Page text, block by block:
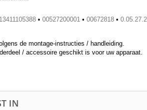
• 00527200001 • 00672818 •
de montage-instructies / handleiding.
/ accessoire geschikt is voor uw apparaat.
IN